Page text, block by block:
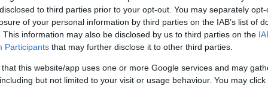
to third parties prior to your opt-out. You may separately
of your personal information by third parties on the IAB’s list of
This information may also be disclosed by us to third parties on the
Participants that may further disclose it to other third parties.
that this website/app uses one or more Google services and may
but not limited to your visit or usage behaviour. You may
Di Lady Gaga
un ricercatore mandare al diavolo
un'ipotesi prediletta: mantiene